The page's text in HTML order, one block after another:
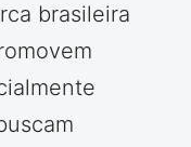
brasileira